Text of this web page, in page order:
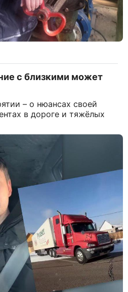
с близкими может
– о нюансах своей
в дороге и тяжёлых